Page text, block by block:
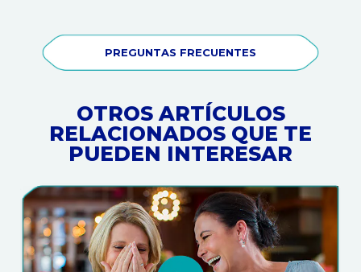
PREGUNTAS FRECUENTES
OTROS ARTÍCULOS
RELACIONADOS QUE TE
PUEDEN INTERESAR